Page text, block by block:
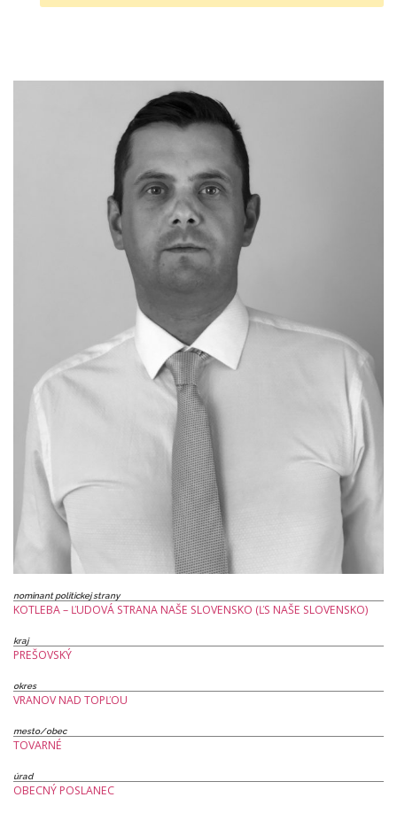
nominant politickej strany
KOTLEBA – ĽUDOVÁ STRANA NAŠE SLOVENSKO (ĽS NAŠE SLOVENSKO)
kraj
PREŠOVSKÝ
okres
VRANOV NAD TOPĽOU
mesto/obec
TOVARNÉ
úrad
OBECNÝ POSLANEC